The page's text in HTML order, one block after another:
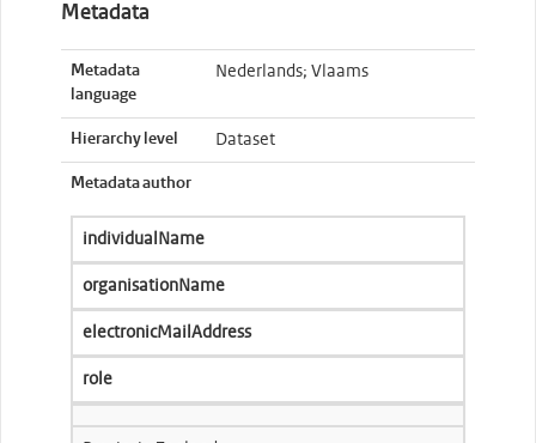
Metadata
Metadata
language
Nederlands; Vlaams
Hierarchy level Dataset
Metadata author
individualName
organisationName
electronicMailAddress
role